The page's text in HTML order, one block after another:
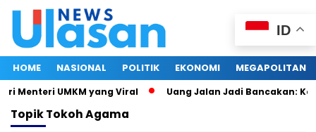
HOME NASIONAL POLITIK EKONOMI MEGAPOLITAN
Menteri UMKM yang Viral Uang Jalan Jadi Bancakan:
TopikTokoh Agama
ID